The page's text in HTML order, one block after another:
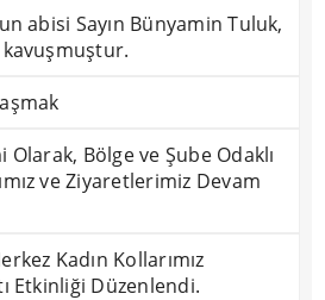
abisi Sayın Bünyamin Tuluk,
kavuşmuştur.
Olarak, Bölge ve Şube Odaklı
ve Ziyaretlerimiz Devam
Kadın Kollarımız
Etkinliği Düzenlendi.